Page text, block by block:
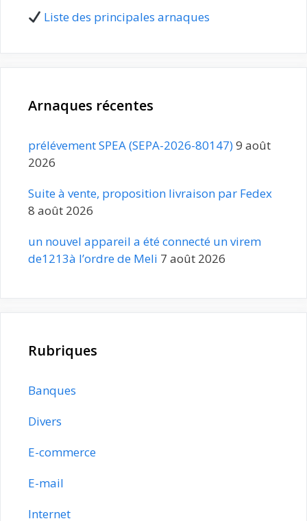
Liste des principales arnaques
Arnaques récentes
prélévement SPEA (SEPA-2026-80147)9 août
2026
Suite à vente, proposition livraison par Fedex
8 août 2026
un nouvel appareil a été connecté un virem
de1213à l’ordre de Meli 7 août 2026
Rubriques
Banques
Divers
E-commerce
E-mail
Internet